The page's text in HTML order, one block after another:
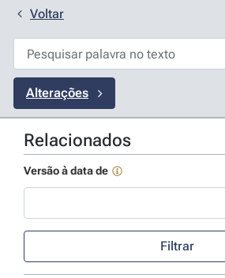
Voltar
Alterações
Relacionados
Versão à data de
Use a tecla de seta para baixo para
Filtrar